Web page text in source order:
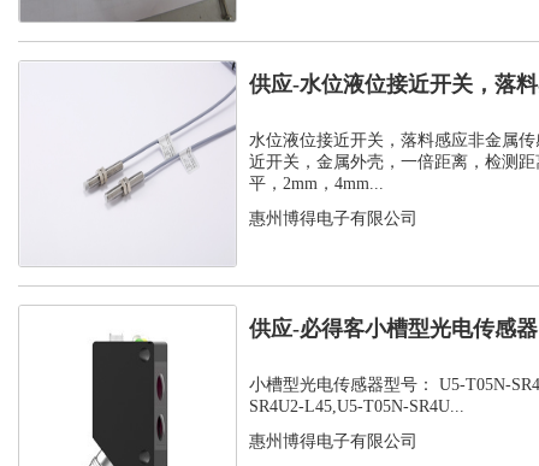
供应-水位液位接近开关，落
感器
水位液位接近开关，落料感应非金属
近开关，金属外壳，一倍距离，检测距
平，2mm，4mm...
惠州博得电子有限公司
供应-必得客小槽型光电传感
SR...
小槽型光电传感器型号： U5-T05N-
SR4U2-L45,U5-T05N-SR4U...
惠州博得电子有限公司